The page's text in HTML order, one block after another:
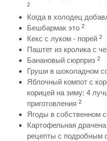
2
Когда в холодец
Бешбармак это 2
Кекс с луком - порей 2
Паштет из кролика с
Банановый сюрприз 2
Груши в шоколадном
Яблочный компот с
корицей на зиму: 4
приготовления 2
Ягоды в собственном
Картофельная
рецепты с подробным